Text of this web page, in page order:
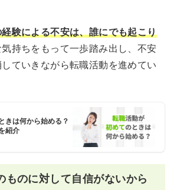
験による不安は、誰にでも起こり
持ちをもって一歩踏み出し、不安
ていきながら転職活動を進めてい
きは何から始める？
紹介
ものに対して自信がないから